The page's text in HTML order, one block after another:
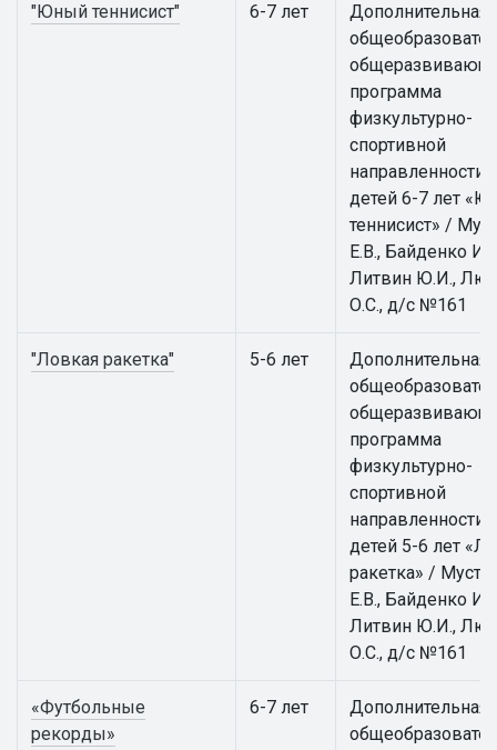
"Юный теннисист" 6-7 лет
Дополнительная
программа
физкультурно-
спортивной
направленности
детей 6-7 лет
теннисист» /
Е.В., Байденко
Литвин Ю.И.,
О.С., д/с №161
"Ловкая ракетка" 5-6 лет
Дополнительная
программа
физкультурно-
спортивной
направленности
детей 5-6 лет
ракетка» /
Е.В., Байденко
Литвин Ю.И.,
О.С., д/с №161
«Футбольные
рекорды»
6-7 лет
Дополнительная